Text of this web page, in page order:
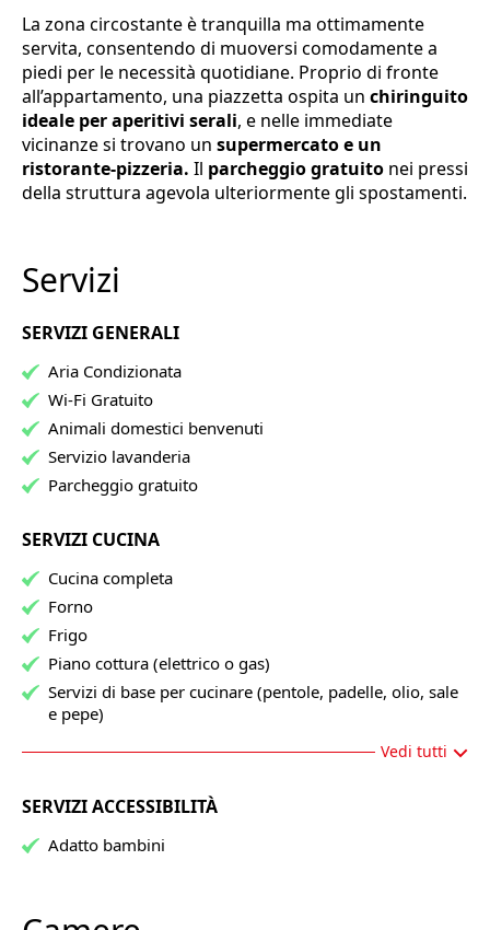
La zona circostante è tranquilla ma ottimamente
servita, consentendo di muoversi comodamente a
piedi per le necessità quotidiane. Proprio di fronte
all’appartamento, una piazzetta ospita un chiringuito
ideale per aperitivi serali, e nelle immediate
vicinanze si trovano un supermercato e un
ristorante-pizzeria. Il parcheggio gratuito nei pressi
della struttura agevola ulteriormente gli spostamenti.
Servizi
SERVIZI GENERALI
Aria Condizionata
Wi-Fi Gratuito
Animali domestici benvenuti
Servizio lavanderia
Parcheggio gratuito
SERVIZI CUCINA
Cucina completa
Forno
Frigo
Piano cottura (elettrico o gas)
Servizi di base per cucinare (pentole, padelle, olio, sale
e pepe)
Vedi tutti
SERVIZI ACCESSIBILITÀ
Adatto bambini